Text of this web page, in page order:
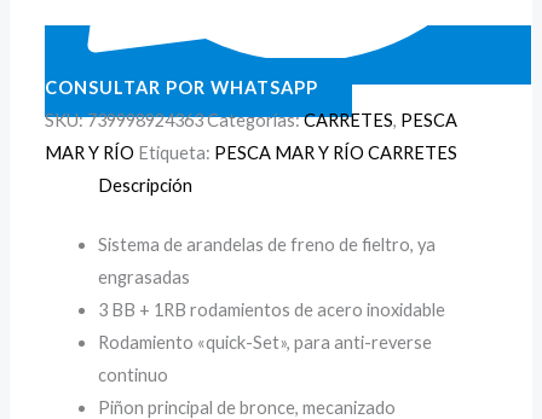
CONSULTAR POR WHATSAPP
SKU:739998924363Categorías:CARRETES, PESCA
MAR Y RÍO Etiqueta: PESCA MAR Y RÍO CARRETES
Descripción
Sistema de arandelas de freno de fieltro, ya
engrasadas
3 BB + 1RB rodamientos de acero inoxidable
Rodamiento «quick-Set», para anti-reverse
continuo
Piñon principal de bronce, mecanizado